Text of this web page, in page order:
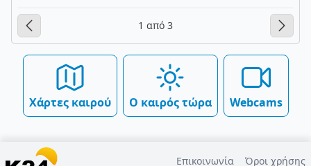
1 από 3
Χάρτες καιρού Ο καιρός τώρα Webcams
Επικοινωνία Όροι χρήσης